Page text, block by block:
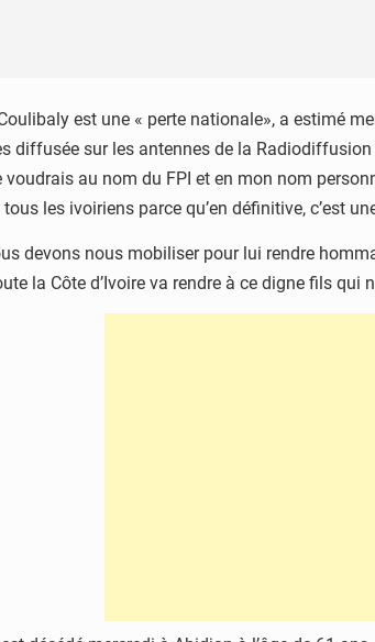
est une « perte nationale», a estimé
diffusée sur les antennes de la
au nom du FPI et en mon nom
les ivoiriens parce qu’en définitive, c’est
devons nous mobiliser pour lui rendre
la Côte d’Ivoire va rendre à ce digne fils qui